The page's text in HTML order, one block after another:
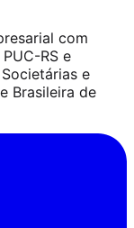
com
RS e
e
Brasileira de